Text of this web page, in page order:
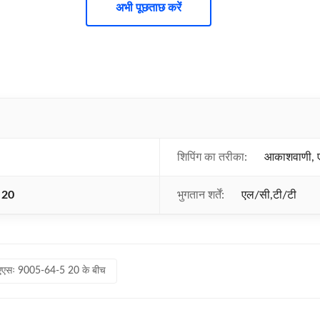
अभी पूछताछ करें
शिपिंग का तरीका: आकाशवाणी,
20 भुगतान शर्तें: एल/सी,टी/टी
9005-64-5 20 के बीच